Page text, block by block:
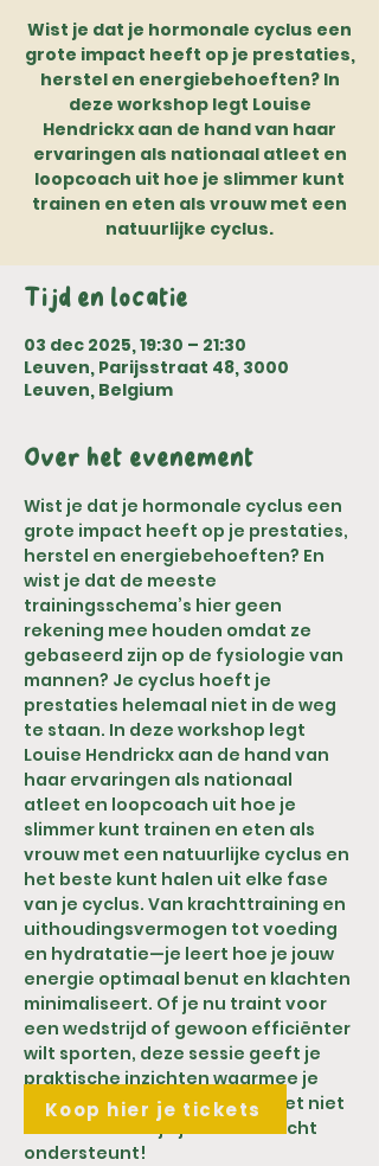
Wist je dat je hormonale cyclus een
grote impact heeft op je prestaties,
herstel en energiebehoeften? In
deze workshop legt Louise
Hendrickx aan de hand van haar
ervaringen als nationaal atleet en
loopcoach uit hoe je slimmer kunt
trainen en eten als vrouw met een
natuurlijke cyclus.
Tijd en locatie
03 dec 2025, 19:30 – 21:30
Leuven, Parijsstraat 48, 3000
Leuven, Belgium
Over het evenement
Wist je dat je hormonale cyclus een
grote impact heeft op je prestaties,
herstel en energiebehoeften? En
wist je dat de meeste
trainingsschema’s hier geen
rekening mee houden omdat ze
gebaseerd zijn op de fysiologie van
mannen? Je cyclus hoeft je
prestaties helemaal niet in de weg
te staan. In deze workshop legt
Louise Hendrickx aan de hand van
haar ervaringen als nationaal
atleet en loopcoach uit hoe je
slimmer kunt trainen en eten als
vrouw met een natuurlijke cyclus en
het beste kunt halen uit elke fase
van je cyclus. Van krachttraining en
uithoudingsvermogen tot voeding
en hydratatie—je leert hoe je jouw
energie optimaal benut en klachten
minimaliseert. Of je nu traint voor
een wedstrijd of gewoon efficiënter
wilt sporten, deze sessie geeft je
praktische inzichten waarmee je
direct aan de slag kunt. Mis het niet
en ontdek hoe je je lichaam écht
ondersteunt!
Koop hier je tickets